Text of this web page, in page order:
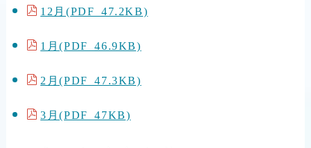
12月(PDF 47.2KB)
1月(PDF 46.9KB)
2月(PDF 47.3KB)
3月(PDF 47KB)